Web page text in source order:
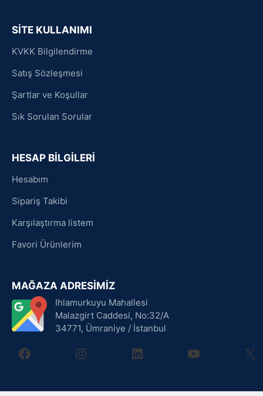
SİTE KULLANIMI
KVKK Bilgilendirme
Satış Sözleşmesi
Şartlar ve Koşullar
Sık Sorulan Sorular
HESAP BİLGİLERİ
Hesabım
Sipariş Takibi
Karşılaştırma listem
Favori Ürünlerim
MAĞAZA ADRESİMİZ
Ihlamurkuyu Mahallesi
Malazgirt Caddesi, No:32/A
34771, Ümraniye / İstanbul
facebookinstagramlinkedin youtube X